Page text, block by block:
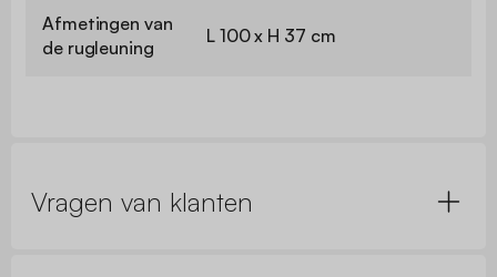
Afmetingen van
de rugleuning
L 100 x H 37 cm
Vragen van klanten